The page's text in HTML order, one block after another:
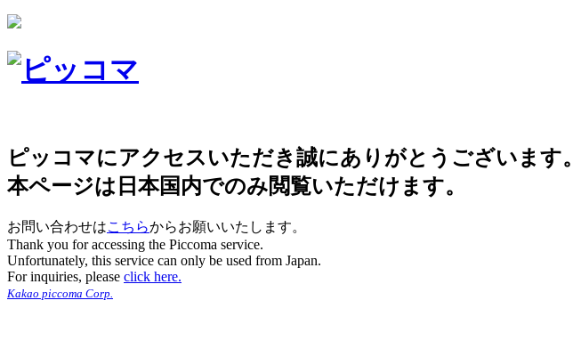
ピッコマにアクセスいただき誠にありがとうございます。
本ページは日本国内でのみ閲覧いただけます。
お問い合わせはこちらからお願いいたします。
Thank you for accessing the Piccoma service.
Unfortunately, this service can only be used from Japan.
For inquiries, please click here.
Kakao piccoma Corp.